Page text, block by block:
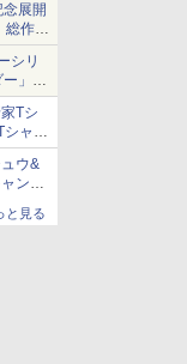
」が
展開
総作画
シリ
」を
超大
Tシ
シャツ
ウ&
ンペ
と見る